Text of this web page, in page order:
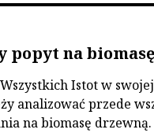
popyt na biomasę
Istot w
analizować przede
na biomasę drzewną.